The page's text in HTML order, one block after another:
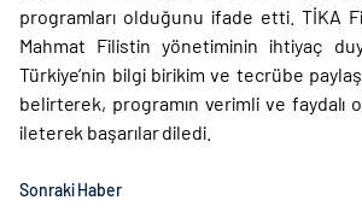
programları olduğunu ifade etti. TİKA
Mahmat Filistin yönetiminin ihtiyaç
Türkiye’nin bilgi birikim ve tecrübe
belirterek, programın verimli ve faydalı
ileterek başarılar diledi.
Sonraki Haber